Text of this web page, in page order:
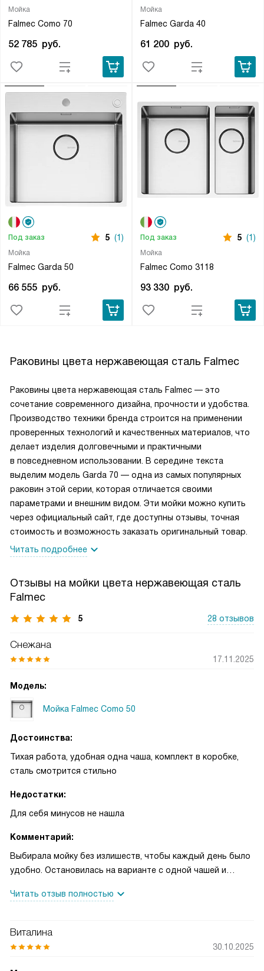
Мойка
Falmec Como 70
52 785 руб.
Мойка
Falmec Garda 40
61 200 руб.
Мойка
Falmec Garda 50
Под заказ 5 (1)
66 555 руб.
Мойка
Falmec Como 3118
Под заказ 5 (1)
93 330 руб.
Раковины цвета нержавеющая сталь Falmec
Раковины цвета нержавеющая сталь Falmec — это
сочетание современного дизайна, прочности и удобства.
Производство техники бренда строится на применении
проверенных технологий и качественных материалов, что
делает изделия долговечными и практичными
в повседневном использовании. В середине текста
выделим модель Garda 70 — одна из самых популярных
раковин этой серии, которая отличается своими
параметрами и внешним видом. Эти мойки можно купить
через официальный сайт, где доступны отзывы, точная
стоимость и возможность заказать оригинальный товар.
Читать подробнее
Отзывы на мойки цвета нержавеющая сталь
Falmec
5 28 отзывов
Снежана
17.11.2025
Модель:
Мойка Falmec Como 50
Достоинства:
Тихая работа, удобная одна чаша, комплект в коробке,
сталь смотрится стильно
Недостатки:
Для себя минусов не нашла
Комментарий:
Выбирала мойку без излишеств, чтобы каждый день было
удобно. Остановилась на варианте с одной чашей и
самым логичным решением. Монтаж сделали «над
сильно тянуться — привычнее ставить посуду, движения
спокойно за один вечер. По опыту использования поняла,
Читать отзыв полностью
Виталина
30.10.2025